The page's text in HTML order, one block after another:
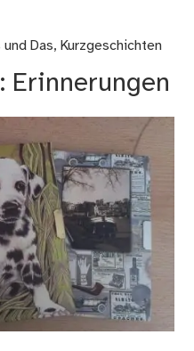
und Das, Kurzgeschichten
Erinnerungen